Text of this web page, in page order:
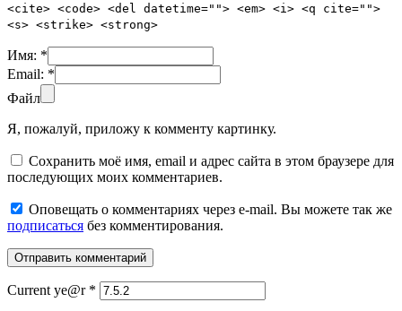
<cite> <code> <del datetime=""> <em> <i> <q cite="">
<s> <strike> <strong>
Имя: *
Email: *
Файл
Я, пожалуй, приложу к комменту картинку.
Сохранить моё имя, email и адрес сайта в этом браузере для
последующих моих комментариев.
Оповещать о комментариях через e-mail. Вы можете так же
подписаться без комментирования.
Current ye@r *